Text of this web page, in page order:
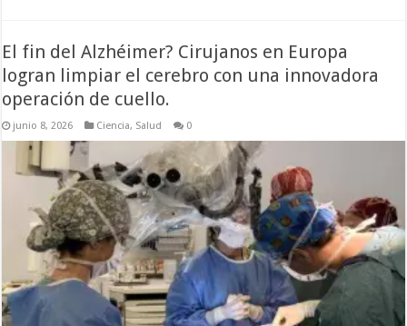
El fin del Alzhéimer? Cirujanos en Europa
logran limpiar el cerebro con una innovadora
operación de cuello.
junio 8, 2026 Ciencia, Salud 0